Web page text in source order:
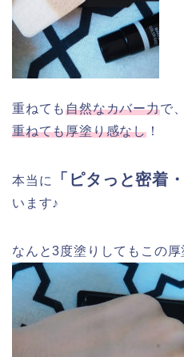
重ねても自然なカバー力で
重ねても厚塗り感なし ！
本当に 「ピタっと密着
います♪
なんと3度塗りしてもこの厚